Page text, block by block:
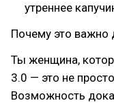
утреннее
Почему это важно
Ты женщина,
3.0 — это не
Возможность